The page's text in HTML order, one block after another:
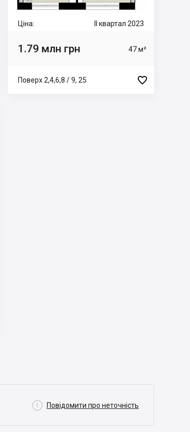
Ціна: II квартал 2023
1.79 млн грн 47 м²
Поверх 2,4,6,8 / 9, 25 
 Повідомити про неточність